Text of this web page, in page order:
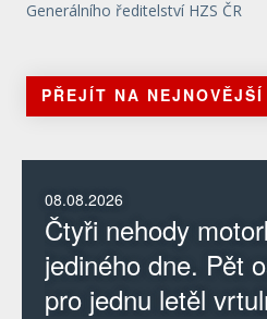
Generálního ředitelství HZS ČR
PŘEJÍT NA
08.08.2026
Čtyři nehody
jediného dne. Pět
pro jednu letěl